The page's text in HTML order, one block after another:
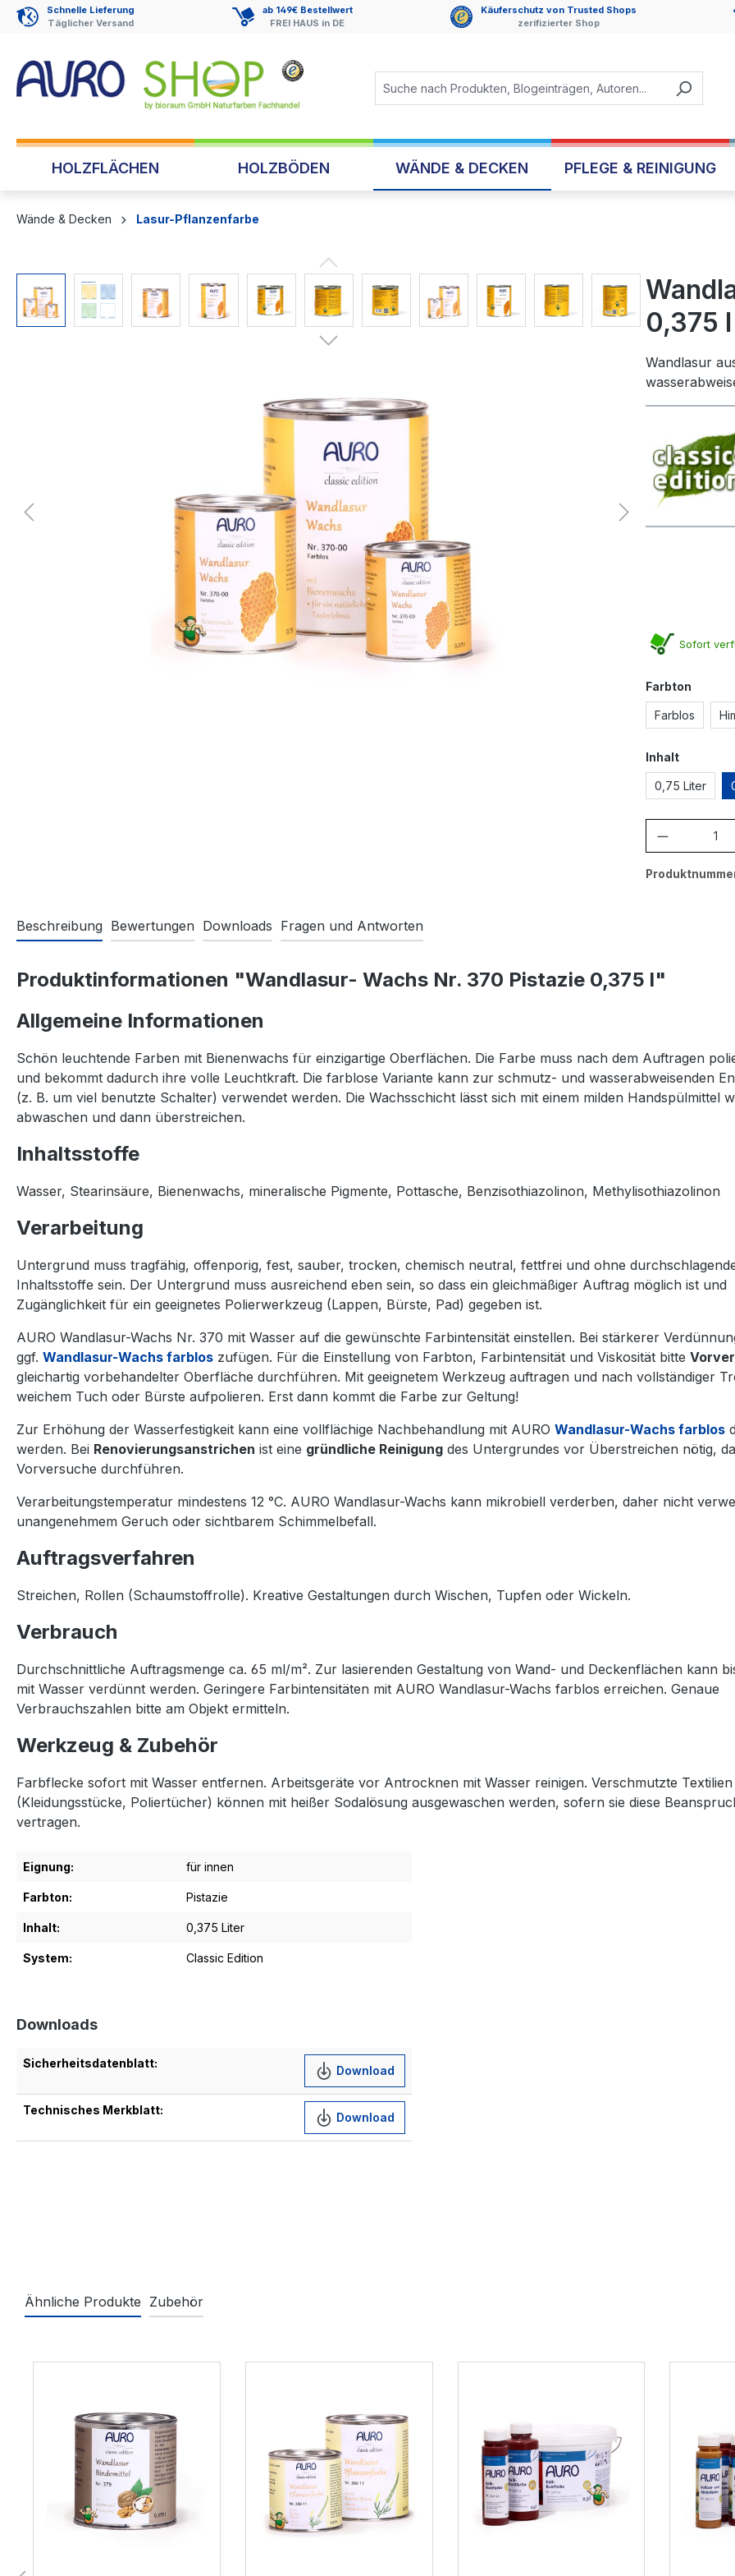
Zur Hauptnavigation springen
Schnelle Lieferung
Täglicher Versand
ab 149€ Bestellwert
FREI HAUS in DE
Käuferschutz von Trusted Shops
zerifizierter Shop
HOLZFLÄCHEN HOLZBÖDEN WÄNDE & DECKEN PFLEGE & REINIGUNG
Wände & Decken Lasur-Pflanzenfarbe
Bildergalerie überspringen
0,375 l
Wandlasur
Sofort
Farbton
Farblos
Inhalt
0,75 Liter
Produkt
Beschreibung Bewertungen Downloads Fragen und Antworten
Produktinformationen "Wandlasur- Wachs Nr. 370 Pistazie 0,375 l"
Allgemeine Informationen
Schön leuchtende Farben mit Bienenwachs für einzigartige Oberflächen. Die Farbe muss nach dem Auftragen
und bekommt dadurch ihre volle Leuchtkraft. Die farblose Variante kann zur schmutz- und wasserabweisenden
(z. B. um viel benutzte Schalter) verwendet werden. Die Wachsschicht lässt sich mit einem milden Handspülmittel
abwaschen und dann überstreichen.
Inhaltsstoffe
Wasser, Stearinsäure, Bienenwachs, mineralische Pigmente, Pottasche, Benzisothiazolinon, Methylisothiazolinon
Verarbeitung
Untergrund muss tragfähig, offenporig, fest, sauber, trocken, chemisch neutral, fettfrei und ohne
Inhaltsstoffe sein. Der Untergrund muss ausreichend eben sein, so dass ein gleichmäßiger Auftrag möglich ist und
Zugänglichkeit für ein geeignetes Polierwerkzeug (Lappen, Bürste, Pad) gegeben ist.
AURO Wandlasur-Wachs Nr. 370 mit Wasser auf die gewünschte Farbintensität einstellen. Bei stärkerer
ggf. Wandlasur-Wachs farblos zufügen. Für die Einstellung von Farbton, Farbintensität und Viskosität bitte
gleichartig vorbehandelter Oberfläche durchführen. Mit geeignetem Werkzeug auftragen und nach vollständiger
weichem Tuch oder Bürste aufpolieren. Erst dann kommt die Farbe zur Geltung!
Zur Erhöhung der Wasserfestigkeit kann eine vollflächige Nachbehandlung mit AURO Wandlasur-Wachs farblos
werden. Bei Renovierungsanstrichen ist eine gründliche Reinigung des Untergrundes vor Überstreichen nötig,
Vorversuche durchführen.
Verarbeitungstemperatur mindestens 12 °C. AURO Wandlasur-Wachs kann mikrobiell verderben, daher nicht
unangenehmem Geruch oder sichtbarem Schimmelbefall.
Auftragsverfahren
Streichen, Rollen (Schaumstoffrolle). Kreative Gestaltungen durch Wischen, Tupfen oder Wickeln.
Verbrauch
Durchschnittliche Auftragsmenge ca. 65 ml/m². Zur lasierenden Gestaltung von Wand- und Deckenflächen kann
mit Wasser verdünnt werden. Geringere Farbintensitäten mit AURO Wandlasur-Wachs farblos erreichen. Genaue
Verbrauchszahlen bitte am Objekt ermitteln.
Werkzeug & Zubehör
Farbflecke sofort mit Wasser entfernen. Arbeitsgeräte vor Antrocknen mit Wasser reinigen. Verschmutzte Textilien
(Kleidungsstücke, Poliertücher) können mit heißer Sodalösung ausgewaschen werden, sofern sie diese
vertragen.
Eignung: für innen
Farbton: Pistazie
Inhalt: 0,375 Liter
System: Classic Edition
Downloads
Sicherheitsdatenblatt:
Download
Technisches Merkblatt:
Download
Ähnliche Produkte Zubehör